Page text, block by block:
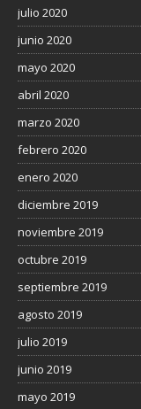
julio 2020
junio 2020
mayo 2020
abril 2020
marzo 2020
febrero 2020
enero 2020
diciembre 2019
noviembre 2019
octubre 2019
septiembre 2019
agosto 2019
julio 2019
junio 2019
mayo 2019